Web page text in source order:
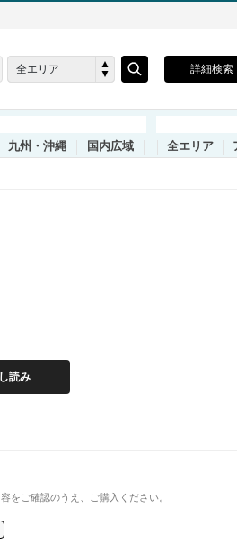
全エリア 詳細検索
九州・沖縄 国内広域
全エリア
読み
をご確認のうえ、ご購入ください。